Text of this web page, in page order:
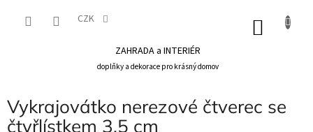
CZK
ZAHRADA a INTERIÉR
doplňky a dekorace pro krásný domov
Vykrajovátko nerezové čtverec se
čtyřlístkem 3,5 cm